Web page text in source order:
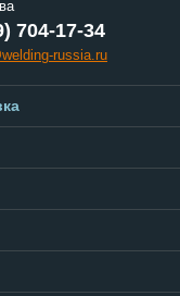
704-17-34
russia.ru